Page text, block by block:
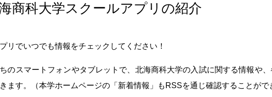
商科大学スクールアプリの紹介
リでいつでも情報をチェックしてください！
のスマートフォンやタブレットで、北海商科大学の入試に関する情報や
ます。（本学ホームページの「新着情報」もRSSを通じ確認することがで